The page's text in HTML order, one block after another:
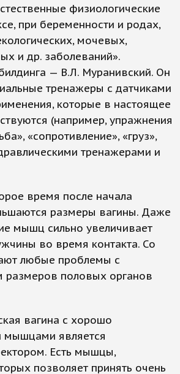
физиологические
при беременности и родах,
мочевых,
и др. заболеваний».
— В.Л. Муранивский. Он
тренажеры с датчиками
которые в настоящее
(например, упражнения
«сопротивление», «груз»,
тренажерами и
время после начала
размеры вагины. Даже
мышц сильно увеличивает
во время контакта. Со
любые проблемы с
размеров половых органов
вагина с хорошо
мышцами является
Есть мышцы,
позволяет принять очень